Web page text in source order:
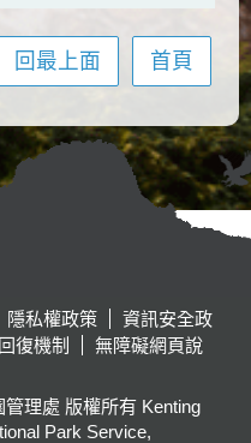
回最上面 首頁
隱私權政策
資訊安全政
復機制
無障礙網頁說
理處 版權所有 Kenting
Park Service,